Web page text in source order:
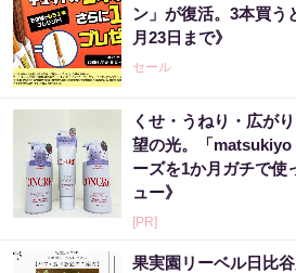
ン」が復活。3本買う
月23日まで》
セール
くせ・うねり・広が
望の光。「matsukiyo
ーズを1か月ガチで使
ュー》
[PR]
果実園リーベル日比